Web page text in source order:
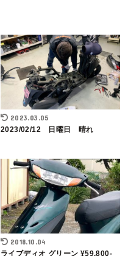
2023.03.05
2023/02/12 日曜日 晴れ
2018.10.04
ライブディオ グリーン ¥59,800-